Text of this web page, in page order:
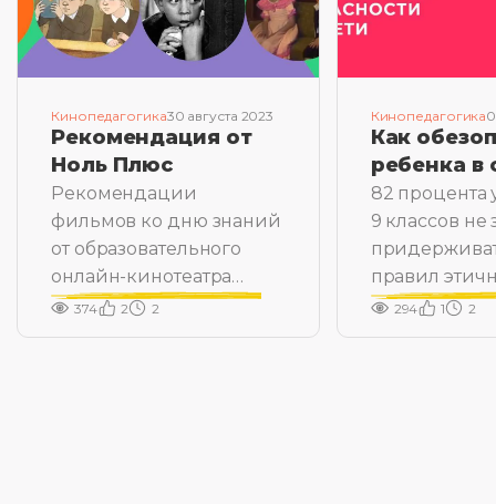
Кинопедагогика30 августа 2023
Рекомендация от
Ноль Плюс
Рекомендации
фильмов ко дню знаний
от образовательного
онлайн-кинотеатра
«Ноль Плюс»
374 2 2
Кинопедагогика
Как
ребенка в
82 процента
9 классов не
правил
общения в
294 1 2